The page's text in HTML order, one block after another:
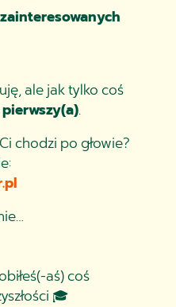
ale jak tylko coś
.
chodzi po głowie?
aś) coś
🎓